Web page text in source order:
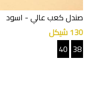
صندل كعب عالي- اسود
130 شيكل
38
40